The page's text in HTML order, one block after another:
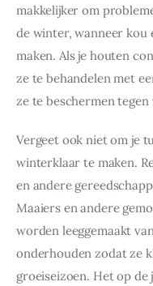
makkelijker om
de winter, wanneer kou
maken. Als je houten
ze te behandelen met
ze te beschermen
Vergeet ook niet om je
winterklaar te maken.
en andere
Maaiers en andere
worden leeggemaakt
onderhouden zodat ze
groeiseizoen. Het op